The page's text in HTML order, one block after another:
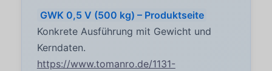
GWK 0,5 V (500 kg) – Produktseite
Konkrete Ausführung mit Gewicht und
Kerndaten.
https://www.tomanro.de/1131-